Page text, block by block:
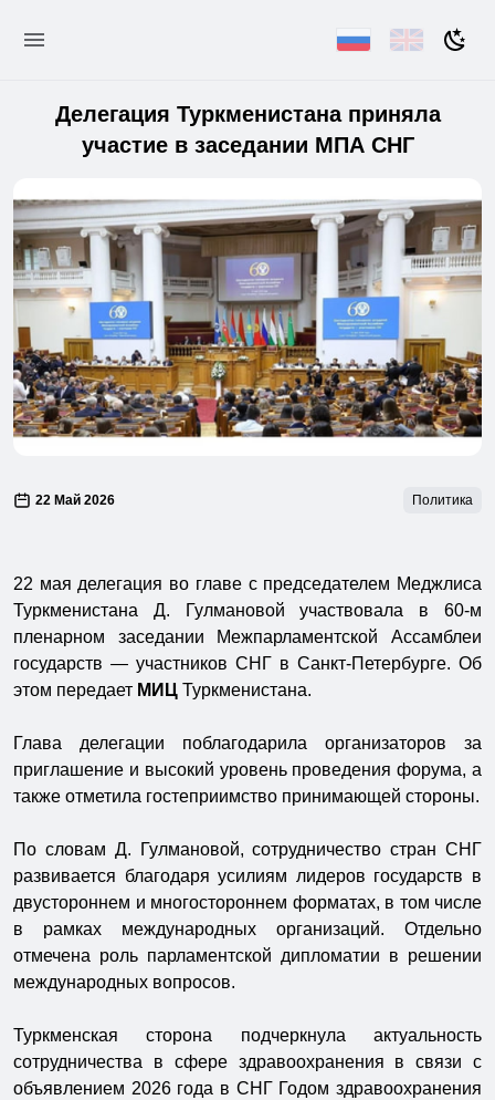
Делегация Туркменистана приняла
участие в заседании МПА СНГ
22 Май 2026 Политика
22 мая делегация во главе с председателем Меджлиса
Туркменистана Д. Гулмановой участвовала в 60-м
пленарном заседании Межпарламентской Ассамблеи
государств — участников СНГ в Санкт-Петербурге. Об
этом передает МИЦ Туркменистана.
Глава делегации поблагодарила организаторов за
приглашение и высокий уровень проведения форума, а
также отметила гостеприимство принимающей стороны.
По словам Д. Гулмановой, сотрудничество стран СНГ
развивается благодаря усилиям лидеров государств в
двустороннем и многостороннем форматах, в том числе
в рамках международных организаций. Отдельно
отмечена роль парламентской дипломатии в решении
международных вопросов.
Туркменская сторона подчеркнула актуальность
сотрудничества в сфере здравоохранения в связи с
объявлением 2026 года в СНГ Годом здравоохранения